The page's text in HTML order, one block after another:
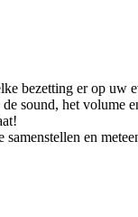
bezetting er op uw
sound, het volume
en